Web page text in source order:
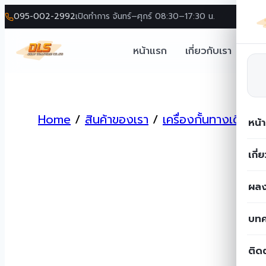
095-002-2992เปิดทำการ จันทร์–ศุกร์ 08:30–17:30 น.
หน้าแรก เกี่ยวกับเรา โ
หน้
เกี่
ผล
บท
ติด
contentHome / สินค้าของเรา / เครื่องกั้นทางเดินเข้